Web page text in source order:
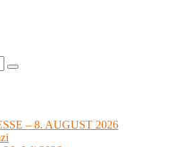
Suchen
– 8. AUGUST 2026